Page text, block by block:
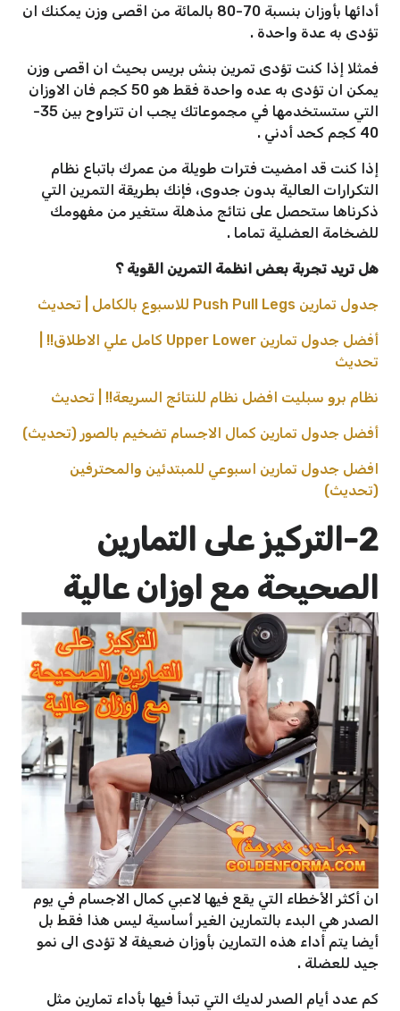
أدائها بأوزان بنسبة 70-80 بالمائة من اقصى وزن يمكنك ان
تؤدى به عدة واحدة .
فمثلا إذا كنت تؤدى تمرين بنش بريس بحيث ان اقصى وزن
يمكن ان تؤدى به عده واحدة فقط هو 50 كجم فان الاوزان
التي ستستخدمها في مجموعاتك يجب ان تتراوح بين 35-
40 كجم كحد أدني .
إذا كنت قد امضيت فترات طويلة من عمرك باتباع نظام
التكرارات العالية بدون جدوى، فإنك بطريقة التمرين التي
ذكرناها ستحصل على نتائج مذهلة ستغير من مفهومك
للضخامة العضلية تماما .
هل تريد تجربة بعض انظمة التمرين القوية ؟
جدول تمارين Push Pull Legs للاسبوع بالكامل | تحديث
أفضل جدول تمارين Upper Lower كامل علي الاطلاق!! |
تحديث
نظام برو سبليت افضل نظام للنتائج السريعة!! | تحديث
أفضل جدول تمارين كمال الاجسام تضخيم بالصور (تحديث)
افضل جدول تمارين اسبوعي للمبتدئين والمحترفين
(تحديث)
2-التركيز على التمارين
الصحيحة مع اوزان عالية
ان أكثر الأخطاء التي يقع فيها لاعبي كمال الاجسام في يوم
الصدر هي البدء بالتمارين الغير أساسية ليس هذا فقط بل
أيضا يتم أداء هذه التمارين بأوزان ضعيفة لا تؤدى الى نمو
جيد للعضلة .
كم عدد أيام الصدر لديك التي تبدأ فيها بأداء تمارين مثل